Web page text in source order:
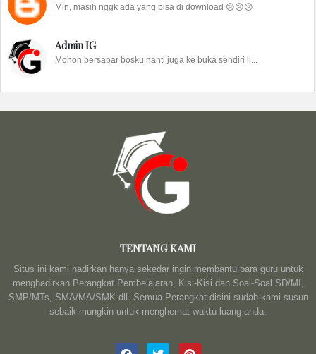
Min, masih nggk ada yang bisa di download 😢😢😢
Admin IG
Mohon bersabar bosku nanti juga ke buka sendiri li...
TENTANG KAMI
Situs ini kami hadirkan hanya sekedar ingin membantu para guru untuk
menghadirkan Perangkat Pembelajaran, Kisi-Kisi dan Soal-Soal SD/MI,
SMP/MTs, SMA/MA/SMK dll. Semua Perangkat disini sudah kami susun
sebaik mungkin untuk menghemat waktu luang anda.